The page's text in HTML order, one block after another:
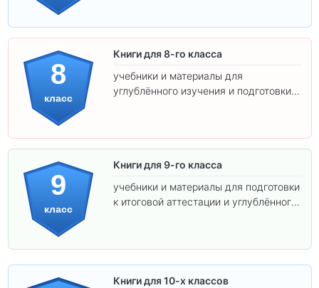
8
класс
Книги для 8-го класса
учебники и материалы для
углублённого изучения и подготовки к
9
класс
Книги для 9-го класса
учебники и материалы для подготовки
к итоговой аттестации и углублённого
Книги для 10-х классов